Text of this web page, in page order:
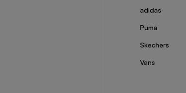
adidas
Puma
Skechers
Vans